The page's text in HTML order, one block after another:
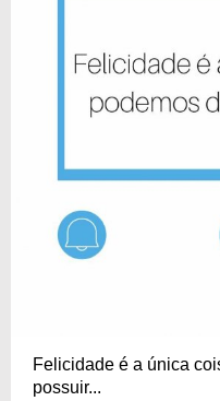
Felicidade é a única
possuir...